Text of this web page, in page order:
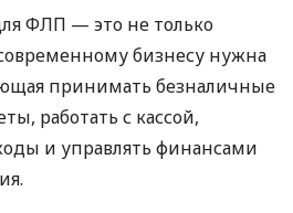
ФЛП — это не только
бизнесу нужна
принимать безналичные
работать с кассой,
и управлять финансами